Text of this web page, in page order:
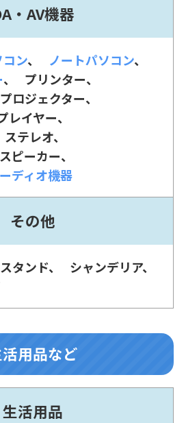
・AV機器
ン
ノートパソコン
プリンター
プロジェクター
レイヤー
ステレオ
スピーカー
ディオ機器
その他
タンド
シャンデリア
用品など
生活用品